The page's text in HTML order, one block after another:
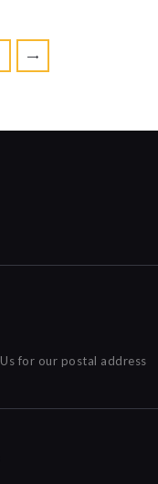
for our postal address